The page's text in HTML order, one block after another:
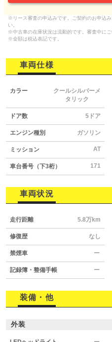
※リース審査の申込みです。ご契約のお申込
い。
※中古車の在庫状況は流動的です。審査中に
※金額は税込表記です。
車両仕様
カラー
クールシルバーメ
タリック
ドア数 5ドア
エンジン種別 ガソリン
ミッション AT
車台番号（下3桁） 171
車両状況
走行距離 5.8万km
修復歴 なし
禁煙車 ー
記録簿・整備手帳 ー
装備・他
外装